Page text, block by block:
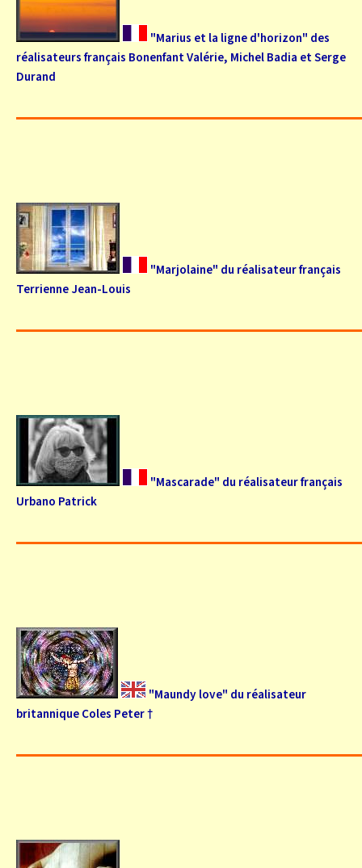
"Marius et la ligne d'horizon" des
réalisateurs français Bonenfant Valérie, Michel Badia et Serge
Durand
"Marjolaine" du réalisateur français
Terrienne Jean-Louis
"Mascarade" du réalisateur français
Urbano Patrick
"Maundy love" du réalisateur
britannique Coles Peter †